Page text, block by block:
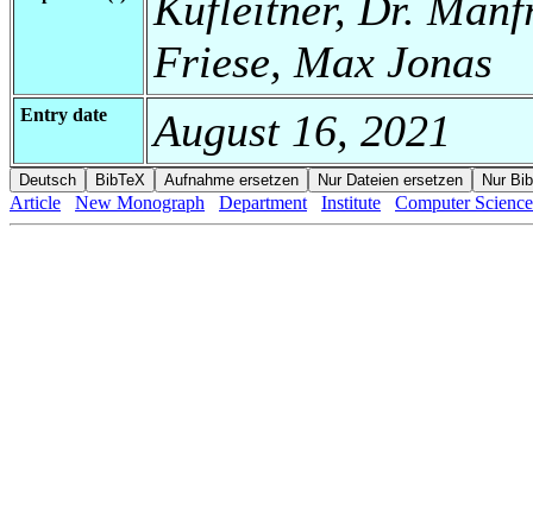
Friese, Max Jonas
Entry date August 16, 2021
Article New Monograph Department Institute Computer Science